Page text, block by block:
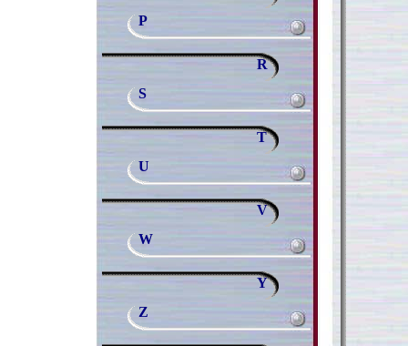
P
R
S
T
U
V
W
Y
Z